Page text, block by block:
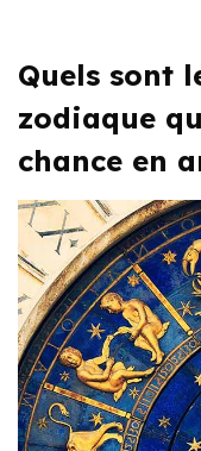
Quels sont
zodiaque
chance en